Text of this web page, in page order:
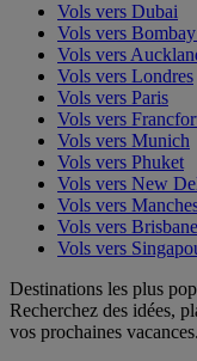
Vols vers Dubai
Vols vers
Vols vers
Vols vers Londres
Vols vers Paris
Vols vers
Vols vers Munich
Vols vers Phuket
Vols vers New
Vols vers
Vols vers Brisbane
Vols vers
Destinations les plus
Recherchez des idées,
vos prochaines vacances.